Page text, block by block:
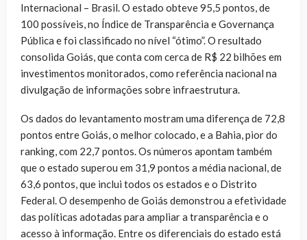
Internacional – Brasil. O estado obteve 95,5 pontos, de
100 possíveis, no Índice de Transparência e Governança
Pública e foi classificado no nível “ótimo”. O resultado
consolida Goiás, que conta com cerca de R$ 22 bilhões em
investimentos monitorados, como referência nacional na
divulgação de informações sobre infraestrutura.
Os dados do levantamento mostram uma diferença de 72,8
pontos entre Goiás, o melhor colocado, e a Bahia, pior do
ranking, com 22,7 pontos. Os números apontam também
que o estado superou em 31,9 pontos a média nacional, de
63,6 pontos, que inclui todos os estados e o Distrito
Federal. O desempenho de Goiás demonstrou a efetividade
das políticas adotadas para ampliar a transparência e o
acesso à informação. Entre os diferenciais do estado está